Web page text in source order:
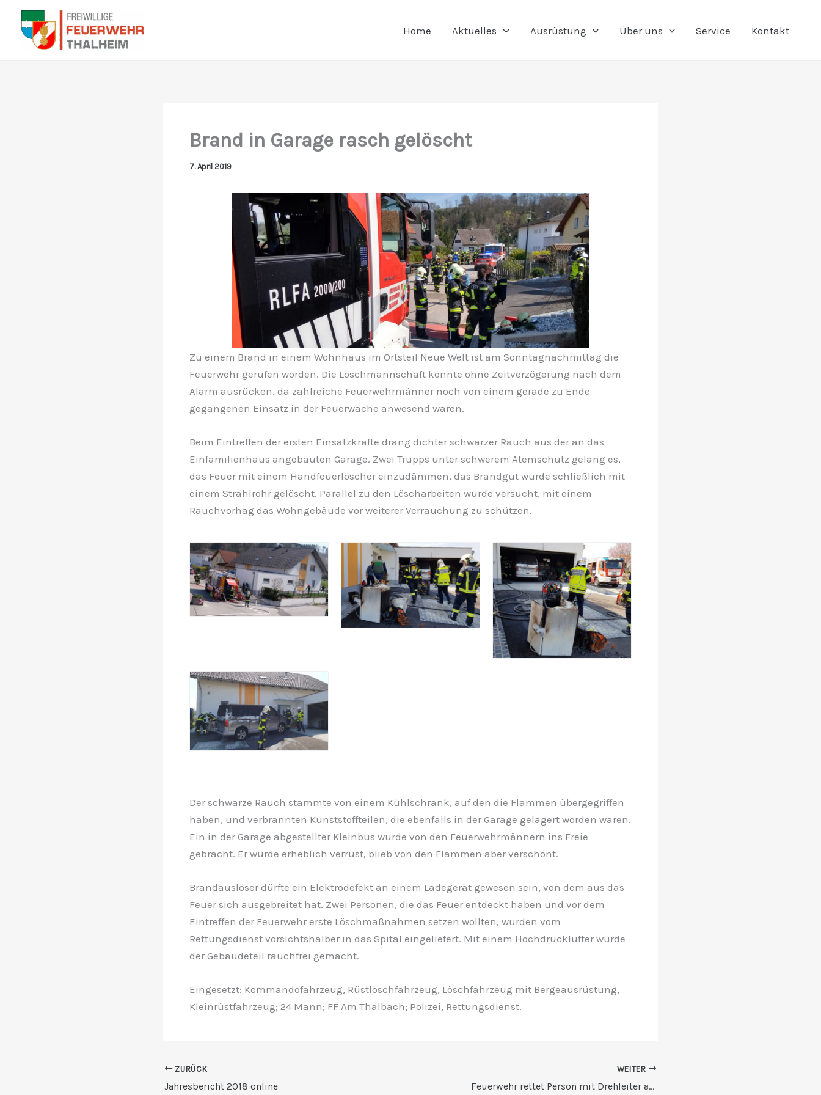
Zum
Inhalt
springen
Home Aktuelles Ausrüstung Über uns Service Kontakt
Brand in Garage rasch gelöscht
7. April 2019
Zu einem Brand in einem Wohnhaus im Ortsteil Neue Welt ist am Sonntagnachmittag die
Feuerwehr gerufen worden. Die Löschmannschaft konnte ohne Zeitverzögerung nach dem
Alarm ausrücken, da zahlreiche Feuerwehrmänner noch von einem gerade zu Ende
gegangenen Einsatz in der Feuerwache anwesend waren.
Beim Eintreffen der ersten Einsatzkräfte drang dichter schwarzer Rauch aus der an das
Einfamilienhaus angebauten Garage. Zwei Trupps unter schwerem Atemschutz gelang es,
das Feuer mit einem Handfeuerlöscher einzudämmen, das Brandgut wurde schließlich mit
einem Strahlrohr gelöscht. Parallel zu den Löscharbeiten wurde versucht, mit einem
Rauchvorhag das Wohngebäude vor weiterer Verrauchung zu schützen.
Der schwarze Rauch stammte von einem Kühlschrank, auf den die Flammen übergegriffen
haben, und verbrannten Kunststoffteilen, die ebenfalls in der Garage gelagert worden waren.
Ein in der Garage abgestellter Kleinbus wurde von den Feuerwehrmännern ins Freie
gebracht. Er wurde erheblich verrust, blieb von den Flammen aber verschont.
Brandauslöser dürfte ein Elektrodefekt an einem Ladegerät gewesen sein, von dem aus das
Feuer sich ausgebreitet hat. Zwei Personen, die das Feuer entdeckt haben und vor dem
Eintreffen der Feuerwehr erste Löschmaßnahmen setzen wollten, wurden vom
Rettungsdienst vorsichtshalber in das Spital eingeliefert. Mit einem Hochdrucklüfter wurde
der Gebäudeteil rauchfrei gemacht.
Eingesetzt: Kommandofahrzeug, Rüstlöschfahrzeug, Löschfahrzeug mit Bergeausrüstung,
Kleinrüstfahrzeug; 24 Mann; FF Am Thalbach; Polizei, Rettungsdienst.
ZURÜCK
Jahresbericht 2018 online
WEITER
Feuerwehr rettet Person mit Drehleiter aus Hochhaus